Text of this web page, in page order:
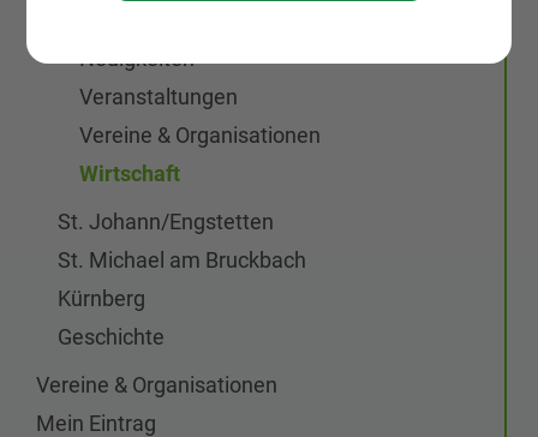
Neuigkeiten
Veranstaltungen
Vereine & Organisationen
Wirtschaft
St. Johann/Engstetten
St. Michael am Bruckbach
Kürnberg
Geschichte
Vereine & Organisationen
Mein Eintrag